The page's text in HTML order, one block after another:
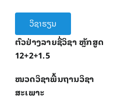
ວິຊາຮຽນ
ຕົວຢ່າງລາຍຊື່ວິຊາ ຫຼັກສູດ
12+2+1.5
ໝວດວິຊາພື້ນຖານວິຊາ
ສະເພາະ